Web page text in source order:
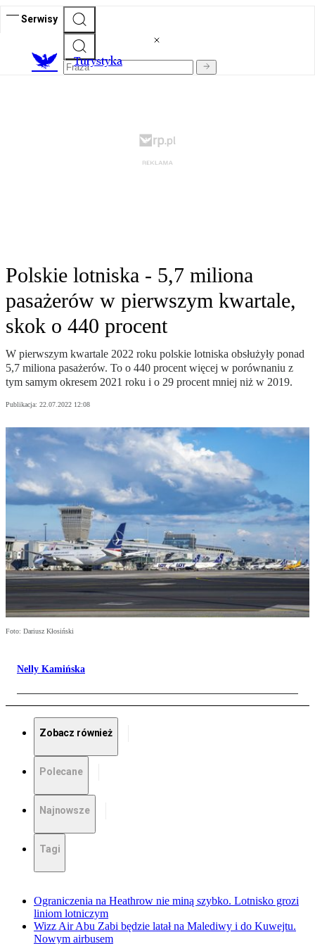
Serwisy
Turystyka
Polskie lotniska - 5,7 miliona
pasażerów w pierwszym kwartale,
skok o 440 procent
W pierwszym kwartale 2022 roku polskie lotniska obsłużyły ponad
5,7 miliona pasażerów. To o 440 procent więcej w porównaniu z
tym samym okresem 2021 roku i o 29 procent mniej niż w 2019.
Publikacja: 22.07.2022 12:08
Foto: Dariusz Kłosiński
Nelly Kamińska
Zobacz również
Polecane
Najnowsze
Tagi
Ograniczenia na Heathrow nie miną szybko. Lotnisko grozi
liniom lotniczym
Wizz Air Abu Zabi będzie latał na Malediwy i do Kuwejtu.
Nowym airbusem